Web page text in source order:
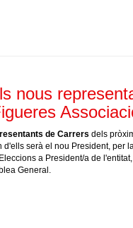
nous
de Carrers dels
d'ells serà el nou President, per
a President/a de
General.